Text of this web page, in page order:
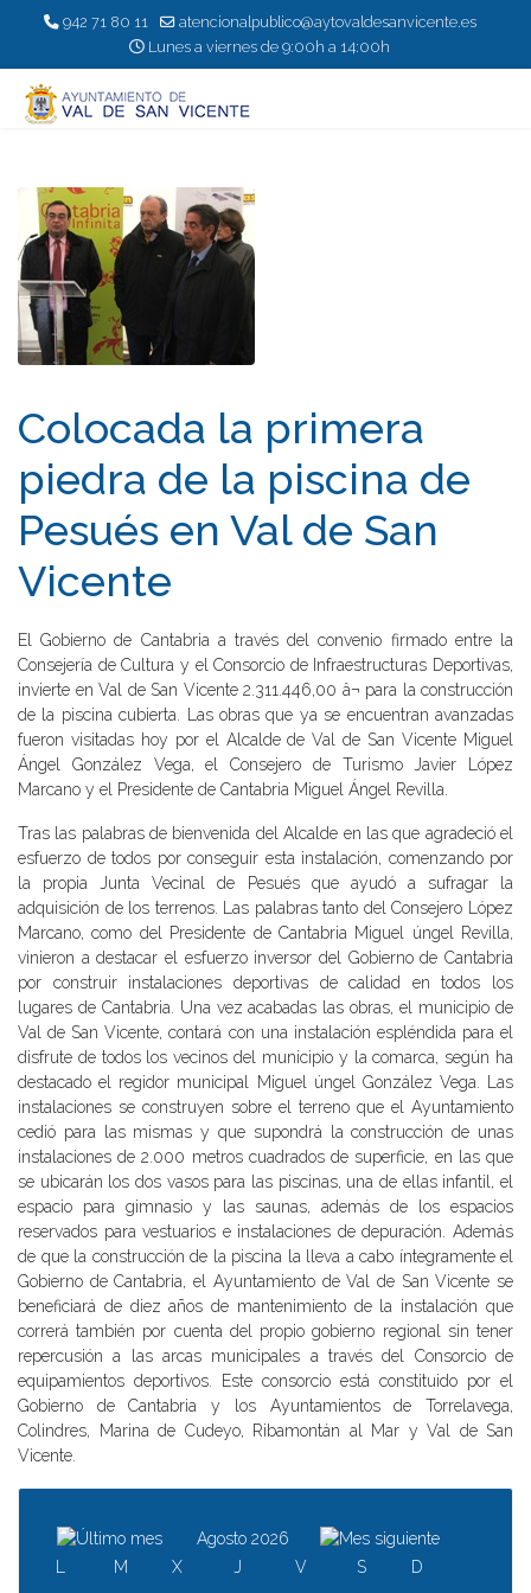
942 71 80 11
atencionalpublico@aytovaldesanvicente.es
Lunes a viernes de 9:00h a 14:00h
Colocada la primera
piedra de la piscina de
Pesués en Val de San
Vicente
El Gobierno de Cantabria a través del convenio firmado entre la
Consejería de Cultura y el Consorcio de Infraestructuras Deportivas,
invierte en Val de San Vicente 2.311.446,00 â¬ para la construcción
de la piscina cubierta. Las obras que ya se encuentran avanzadas
fueron visitadas hoy por el Alcalde de Val de San Vicente Miguel
Ángel González Vega, el Consejero de Turismo Javier López
Marcano y el Presidente de Cantabria Miguel Ángel Revilla.
Tras las palabras de bienvenida del Alcalde en las que agradeció el
esfuerzo de todos por conseguir esta instalación, comenzando por
la propia Junta Vecinal de Pesués que ayudó a sufragar la
adquisición de los terrenos. Las palabras tanto del Consejero López
Marcano, como del Presidente de Cantabria Miguel úngel Revilla,
vinieron a destacar el esfuerzo inversor del Gobierno de Cantabria
por construir instalaciones deportivas de calidad en todos los
lugares de Cantabria. Una vez acabadas las obras, el municipio de
Val de San Vicente, contará con una instalación espléndida para el
disfrute de todos los vecinos del municipio y la comarca, según ha
destacado el regidor municipal Miguel úngel González Vega. Las
instalaciones se construyen sobre el terreno que el Ayuntamiento
cedió para las mismas y que supondrá la construcción de unas
instalaciones de 2.000 metros cuadrados de superficie, en las que
se ubicarán los dos vasos para las piscinas, una de ellas infantil, el
espacio para gimnasio y las saunas, además de los espacios
reservados para vestuarios e instalaciones de depuración. Además
de que la construcción de la piscina la lleva a cabo íntegramente el
Gobierno de Cantabria, el Ayuntamiento de Val de San Vicente se
beneficiará de diez años de mantenimiento de la instalación que
correrá también por cuenta del propio gobierno regional sin tener
repercusión a las arcas municipales a través del Consorcio de
equipamientos deportivos. Este consorcio está constituido por el
Gobierno de Cantabria y los Ayuntamientos de Torrelavega,
Colindres, Marina de Cudeyo, Ribamontán al Mar y Val de San
Vicente.
Agosto 2026
M X J V S
D